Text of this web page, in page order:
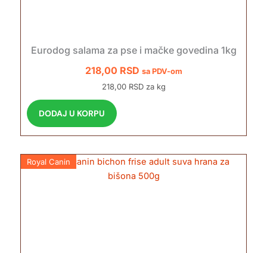
Eurodog salama za pse i mačke govedina 1kg
218,00 RSD sa PDV-om
218,00 RSD za kg
DODAJ U KORPU
Royal Canin